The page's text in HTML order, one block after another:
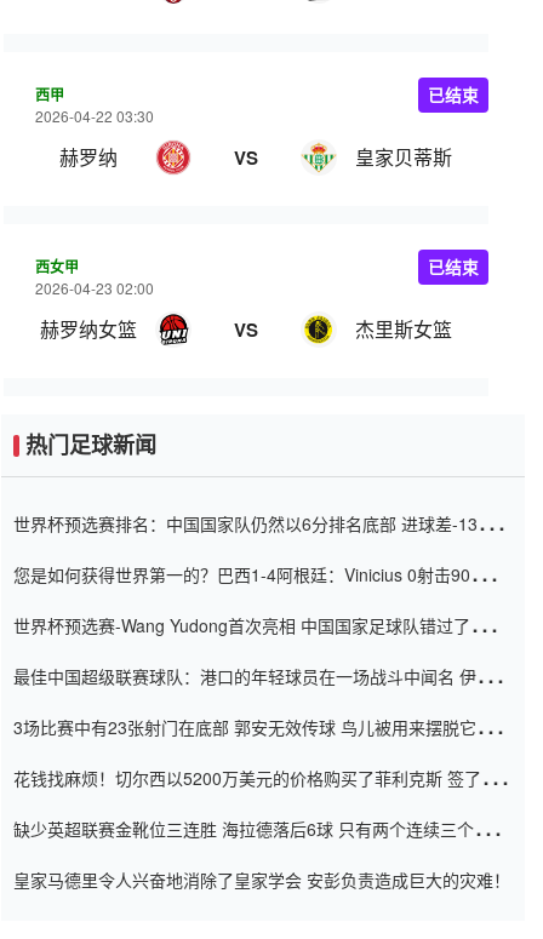
西甲
2026-04-22 03:30
赫罗纳 VS 皇家贝蒂斯
已结束
西女甲
2026-04-23 02:00
赫罗纳女篮 VS 杰里斯女篮
已结束
热门足球新闻
世界杯预选赛排名：中国国家队仍然以6分排名底部 进球差-13令人
您是如何获得世界第一的？巴西1-4阿根廷：Vinicius 0射击90分钟
世界杯预选赛-Wang Yudong首次亮相 中国国家足球队错过了世界
最佳中国超级联赛球队：港口的年轻球员在一场战斗中闻名 伊万放
3场比赛中有23张射门在底部 郭安无效传球 鸟儿被用来摆脱它
花钱找麻烦！切尔西以5200万美元的价格购买了菲利克斯 签了7年
缺少英超联赛金靴位三连胜 海拉德落后6球 只有两个连续三个连续
皇家马德里令人兴奋地消除了皇家学会 安彭负责造成巨大的灾难！